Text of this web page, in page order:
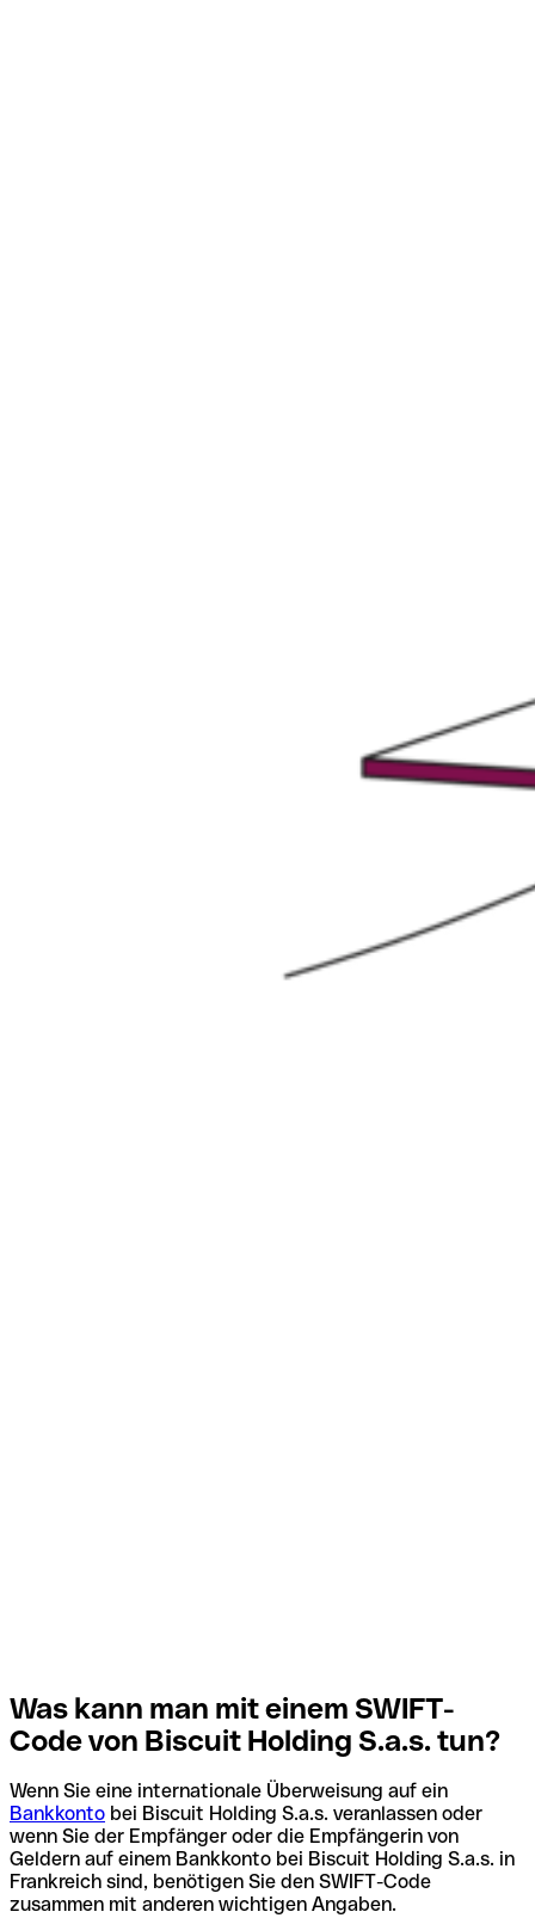
Was kann man mit einem SWIFT-
Code von Biscuit Holding S.a.s. tun?
Wenn Sie eine internationale Überweisung auf ein
Bankkonto bei Biscuit Holding S.a.s. veranlassen oder
wenn Sie der Empfänger oder die Empfängerin von
Geldern auf einem Bankkonto bei Biscuit Holding S.a.s. in
Frankreich sind, benötigen Sie den SWIFT-Code
zusammen mit anderen wichtigen Angaben.